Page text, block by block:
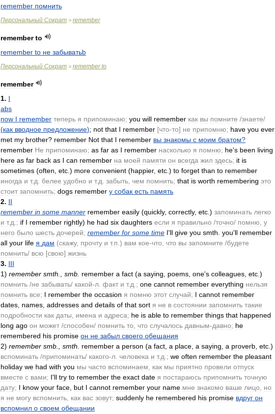
remember помнить
Персональный Сократ > remember
remember to
remember to не забыватьb
Персональный Сократ > remember to
remember
1. I
abs
now I remember теперь я припоминаю; you will remember как вы помните /знаете/
(как вводное предложение); not that I remember [что-то] не припомню; have you ever
met my brother? remember Not that I remember вы знакомы с моим братом?
remember Не припоминаю; as far as I remember насколько я помню; he's been living
here as far back as I can remember на моей памяти он всегда жил здесь; it is
sometimes (often etc .) more convenient (happier, etc .) to forget than to remember
иногда и т.д белее удобно и т.д забыть чем помнить; that is worth remembering это
стоит запомнить; dogs remember у собак есть память
2. II
remember in some manner remember easily (quickly, correctly, etc .) запоминать легко
и т.д .; if I remember rightly) he had six daughters если я правильно /точно/ помню у
него было шесть дочерей; remember for some time I'll give you smth you'll remember
all your life я дам (скажу, прочту и т.п .) вам кое-что что вы запомните /будете
помнить/ всю [свою] жизнь
3. III
1) remember smth smb remember a fact (a saying poems one's colleagues etc .)
помнить /не забывать/ какой-л факт и т.д .; one cannot remember everything нельзя
помнить все; I remember the occasion я помню этот случай; I cannot remember
dates names addresses and details of that sort я не в состоянии запомнить такие
подробности как даты имена и адреса; he is able to remember things that happened
long ago он может /способен/ помнить то что случалось давным-давно; he
remembered his promise он не забыл своего обещания
2) remember smb smth remember a person (a fact a place a saying a proverb etc .)
вспоминать /припоминать/ какого-л человека и т.д .; we often remember the pleasant
holiday we had with you мы часто вспоминаем как мы приятно провели отпуск
вместе с вами; I'll try to remember the exact date я постараюсь припомнить точную
дату; I know your face but I cannot remember your name мне знакомо ваше лицо
но
я не могу вспомнить как вас зовут; suddenly he remembered his promise вдруг он
вспомнил о своем обещании